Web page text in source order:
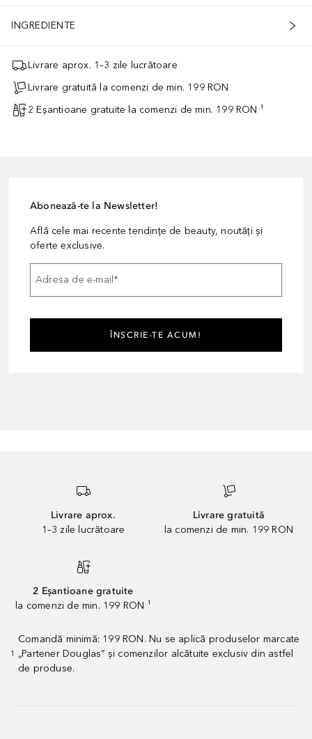
INGREDIENTE
Livrare aprox. 1–3 zile lucrătoare
Livrare gratuită la comenzi de min. 199 RON
2 Eșantioane gratuite la comenzi de min. 199 RON ¹
Abonează-te la Newsletter!
Află cele mai recente tendințe de beauty, noutăți și
oferte exclusive.
Adresa de e-mail*
ÎNSCRIE-TE ACUM!
Livrare aprox.
1–3 zile lucrătoare
Livrare gratuită
la comenzi de min. 199 RON
2 Eșantioane gratuite
la comenzi de min. 199 RON ¹
1
Comandă minimă: 199 RON. Nu se aplică produselor marcate
„Partener Douglas” și comenzilor alcătuite exclusiv din astfel
de produse.